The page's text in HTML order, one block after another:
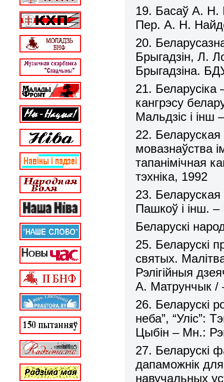
19. Басаў А. Н.
Пер. А. Н.
20.
Брыгадзін, Л.
Брыгадзіна.
21.
кангрэсу
Мальдзіс і інш
22.
мовазнаўства
тапанімічная
тэхніка, 1992
23.
Пашкоў і інш.
Беларускі
25. Беларускі
святых.
Рэлігійныя
А. Матрунчык /
26. Беларускі
неба”, “Уліс”:
Цыбін – Мн.:
27. Беларускі
дапаможнік
навучальных